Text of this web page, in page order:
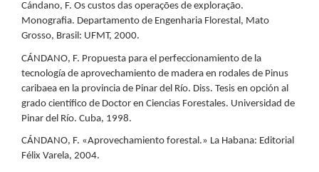
Cándano, F. Os custos das operações de exploração.
Monografia. Departamento de Engenharia Florestal, Mato
Grosso, Brasil: UFMT, 2000.
CÁNDANO, F. Propuesta para el perfeccionamiento de la
tecnología de aprovechamiento de madera en rodales de Pinus
caribaea en la provincia de Pinar del Río. Diss. Tesis en opción al
grado científico de Doctor en Ciencias Forestales. Universidad de
Pinar del Río. Cuba, 1998.
CÁNDANO, F. «Aprovechamiento forestal.» La Habana: Editorial
Félix Varela, 2004.